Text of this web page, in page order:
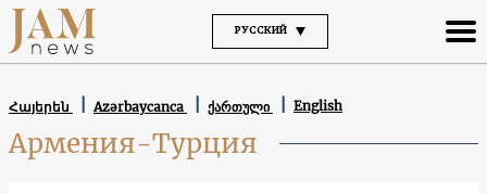
РУССКИЙ
Հայերեն Azərbaycanca ქართული English
Армения-Турция